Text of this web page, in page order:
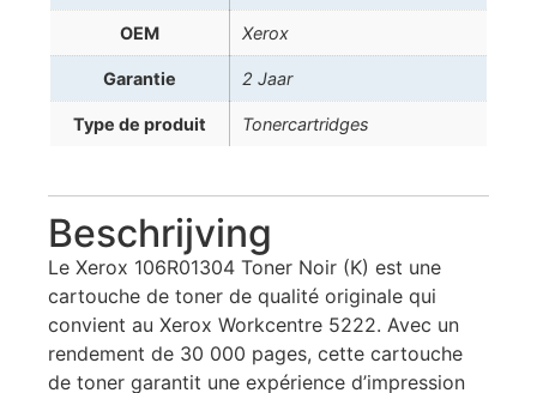
OEM Xerox
Garantie 2 Jaar
Type de produit Tonercartridges
Beschrijving
Le Xerox 106R01304 Toner Noir (K) est une
cartouche de toner de qualité originale qui
convient au Xerox Workcentre 5222. Avec un
rendement de 30 000 pages, cette cartouche
de toner garantit une expérience d’impression